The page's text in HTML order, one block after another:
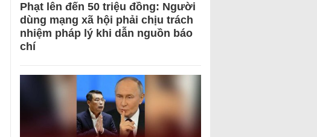
Phạt lên đến 50 triệu đồng: Người
dùng mạng xã hội phải chịu trách
nhiệm pháp lý khi dẫn nguồn báo
chí